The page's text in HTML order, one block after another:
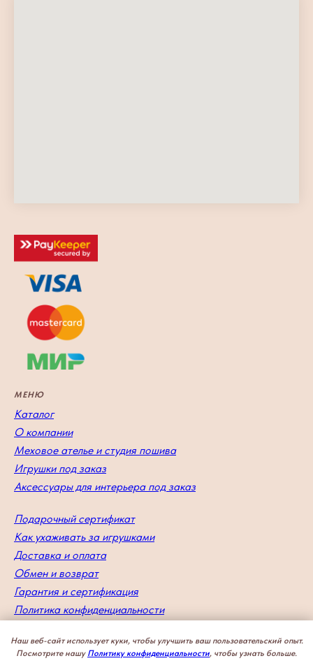
Наш веб-сайт использует куки, чтобы улучшить ваш пользовательский опыт.
Посмотрите нашу Политику конфиденциальности, чтобы узнать больше.
МЕНЮ
Каталог
О компании
Меховое ателье и студия пошива
Игрушки под заказ
Аксессуары для интерьера под заказ
Подарочный сертификат
Как ухаживать за игрушками
Доставка и оплата
Обмен и возврат
Гарантия и сертификация
Политика конфиденциальности